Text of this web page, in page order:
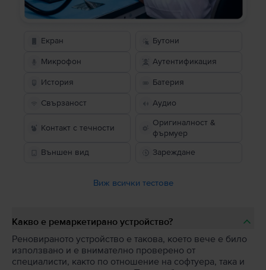
Екран Бутони
Микрофон Аутентификация
История Батерия
Свързаност Аудио
Контакт с течности
Оригиналност &
фърмуер
Външен вид
Зареждане
Виж всички тестове
Какво е ремаркетирано устройство?
Реновираното устройство е такова, което вече е било
използвано и е внимателно проверено от
специалисти, както по отношение на софтуера, така и